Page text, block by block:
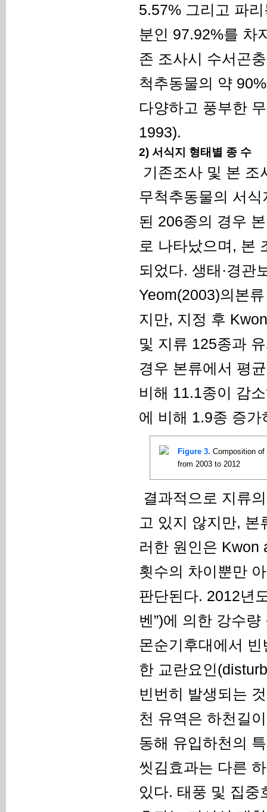
5.57% 그리고 파
분인 97.92%를 차
존 조사시 수서곤
척추동물의 약
다양하고 풍부한
1993).
2) 서식지 형태별 종 수
기존조사 및 본 조
무척추동물의 서
된 206종의 경우
로 나타났으며, 본
되었다. 생태·경관
Yeom(2003)의본
지만, 지정 후
및 지류 125종과
경우 본류에서 평
비해 11.1종이 감
에 비해 1.9종 증
Figure 3. Composition
from 2003 to 2012
결과적으로 지류
고 있지 않지만,
러한 원인은 Kwon
횟수의 차이뿐만
판단된다. 2012년
벤”)에 의한 강수
몬순기후대에서
한 교란요인
빈번히 발생되는
천 유역은 하천길
동해 유입하천의
씻김효과는 다른
있다. 태풍 및 집중